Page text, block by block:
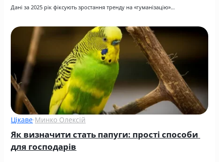
Дані за 2025 рік фіксують зростання тренду на «гуманізацію»…
Цікаве·Минко Олексій
Як визначити стать папуги: прості способи
для господарів